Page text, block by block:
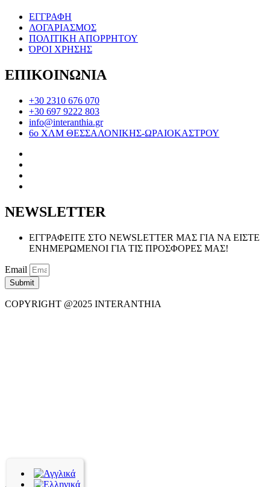
ΕΓΓΡΑΦΗ
ΛΟΓΑΡΙΑΣΜΟΣ
ΠΟΛΙΤΙΚΗ ΑΠΟΡΡΗΤΟΥ
ΌΡΟΙ ΧΡΗΣΗΣ
ΕΠΙΚΟΙΝΩΝΙΑ
+30 2310 676 070
+30 697 9222 803
info@interanthia.gr
6ο ΧΛΜ ΘΕΣΣΑΛΟΝΙΚΗΣ-ΩΡΑΙΟΚΑΣΤΡΟΥ
NEWSLETTER
ΕΓΓΡΑΦΕΙΤΕ ΣΤΟ NEWSLETTER ΜΑΣ ΓΙΑ ΝΑ ΕΙΣΤΕ
ΕΝΗΜΕΡΩΜΕΝΟΙ ΓΙΑ ΤΙΣ ΠΡΟΣΦΟΡΕΣ ΜΑΣ!
Email
Submit
COPYRIGHT @2025 INTERANTHIA